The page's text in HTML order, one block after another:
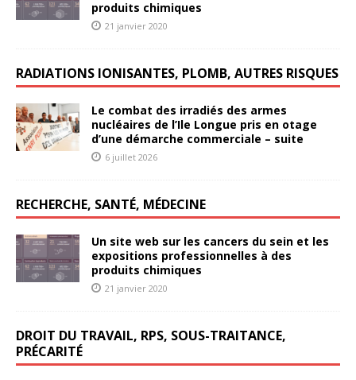
produits chimiques
21 janvier 2020
RADIATIONS IONISANTES, PLOMB, AUTRES RISQUES
Le combat des irradiés des armes
nucléaires de l’Ile Longue pris en otage
d’une démarche commerciale – suite
6 juillet 2026
RECHERCHE, SANTÉ, MÉDECINE
Un site web sur les cancers du sein et les
expositions professionnelles à des
produits chimiques
21 janvier 2020
DROIT DU TRAVAIL, RPS, SOUS-TRAITANCE,
PRÉCARITÉ